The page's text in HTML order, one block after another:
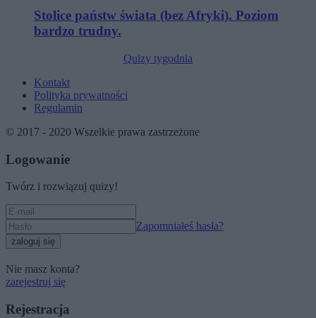
Stolice państw świata (bez Afryki). Poziom
bardzo trudny.
Quizy tygodnia
Kontakt
Polityka prywatności
Regulamin
© 2017 - 2020 Wszelkie prawa zastrzeżone
Logowanie
Twórz i rozwiązuj quizy!
Zapomniałeś hasła?
zaloguj się
Nie masz konta?
zarejestruj się
Rejestracja